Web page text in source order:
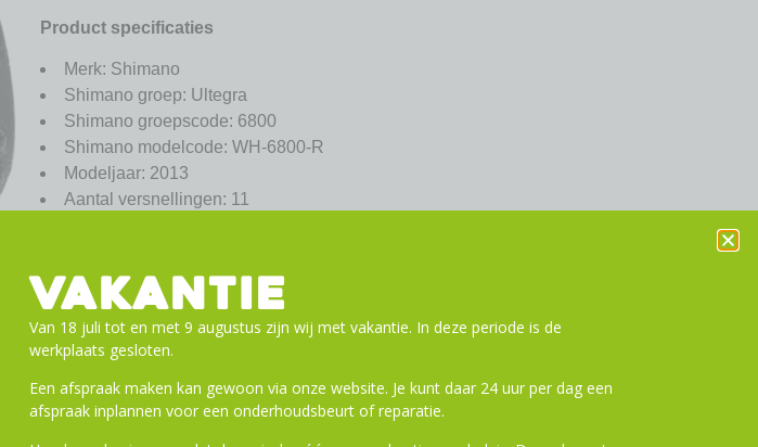
Product specificaties
Merk: Shimano
Shimano groep: Ultegra
Shimano groepscode: 6800
Shimano modelcode: WH-6800-R
Modeljaar: 2013
Aantal versnellingen: 11
VAKANTIE
Van 18 juli tot en met 9 augustus zijn wij met vakantie. In deze periode is de
werkplaats gesloten.
Een afspraak maken kan gewoon via onze website. Je kunt daar 24 uur per dag een
afspraak inplannen voor een onderhoudsbeurt of reparatie.